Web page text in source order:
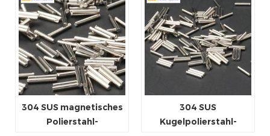
304 SUS magnetisches
Polierstahl-
304 SUS
Kugelpolierstahl-